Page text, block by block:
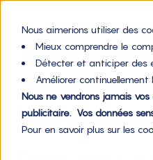
Nous aimerions utiliser des
Mieux comprendre le
Détecter et anticiper des
Améliorer
Nous ne vendrons jamais
publicitaire. Vos données
Pour en savoir plus sur les
webinaire